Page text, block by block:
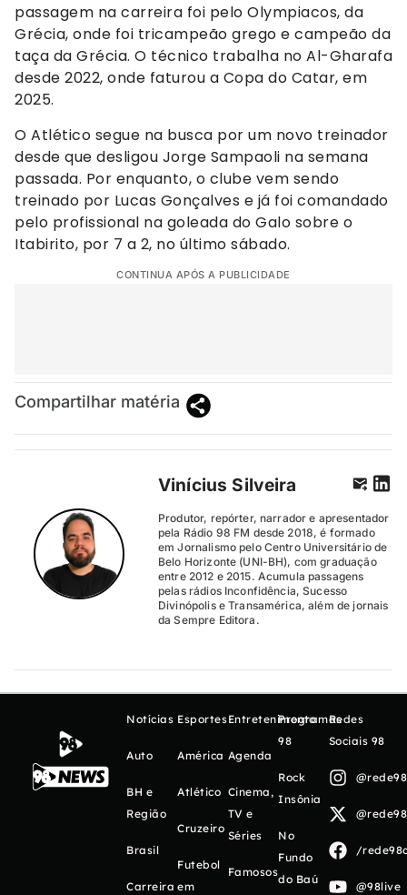
passagem na carreira foi pelo Olympiacos, da
Grécia, onde foi tricampeão grego e campeão da
taça da Grécia. O técnico trabalha no Al-Gharafa
desde 2022, onde faturou a Copa do Catar, em
2025.
O Atlético segue na busca por um novo treinador
desde que desligou Jorge Sampaoli na semana
passada. Por enquanto, o clube vem sendo
treinado por Lucas Gonçalves e já foi comandado
pelo profissional na goleada do Galo sobre o
Itabirito, por 7 a 2, no último sábado.
CONTINUA APÓS A PUBLICIDADE
Compartilhar matéria
Vinícius Silveira
Produtor, repórter, narrador e apresentador
pela Rádio 98 FM desde 2018, é formado
em Jornalismo pelo Centro Universitário de
Belo Horizonte (UNI-BH), com graduação
entre 2012 e 2015. Acumula passagens
pelas rádios Inconfidência, Sucesso
Divinópolis e Transamérica, além de jornais
da Sempre Editora.
Notícias
Auto
BH e
Região
Brasil
Carreira
Esportes
América
Atlético
Cruzeiro
Futebol
em
Entretenimento
Agenda
Cinema,
TV e
Séries
Famosos
Programas
98
Rock
Insônia
No
Fundo
do Baú
Redes
Sociais 98
/
@98live